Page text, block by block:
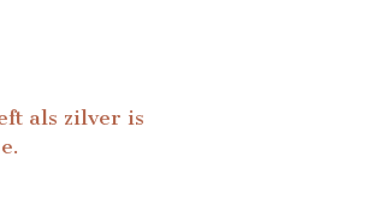
als zilver is